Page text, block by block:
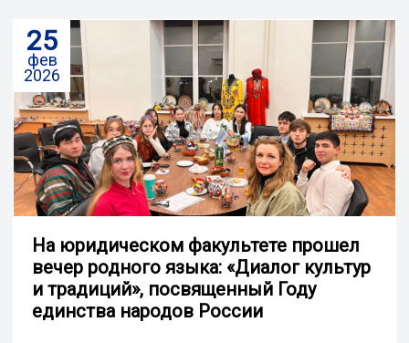
25
фев
2026
На юридическом факультете прошел
вечер родного языка: «Диалог культур
и традиций», посвященный Году
единства народов России